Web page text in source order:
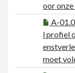
oor
A-
l profiel
moet